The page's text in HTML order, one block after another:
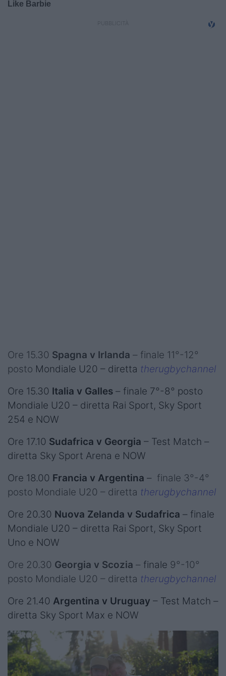
Ore 15.30 Spagna v Irlanda – finale 11°-12°
posto Mondiale U20 – diretta therugbychannel
Ore 15.30 Italia v Galles – finale 7°-8° posto
Mondiale U20 – diretta Rai Sport, Sky Sport
254 e NOW
Ore 17.10 Sudafrica v Georgia – Test Match –
diretta Sky Sport Arena e NOW
Ore 18.00 Francia v Argentina – finale 3°-4°
posto Mondiale U20 – diretta therugbychannel
Ore 20.30 Nuova Zelanda v Sudafrica – finale
Mondiale U20 – diretta Rai Sport, Sky Sport
Uno e NOW
Ore 20.30 Georgia v Scozia – finale 9°-10°
posto Mondiale U20 – diretta therugbychannel
Ore 21.40 Argentina v Uruguay – Test Match –
diretta Sky Sport Max e NOW